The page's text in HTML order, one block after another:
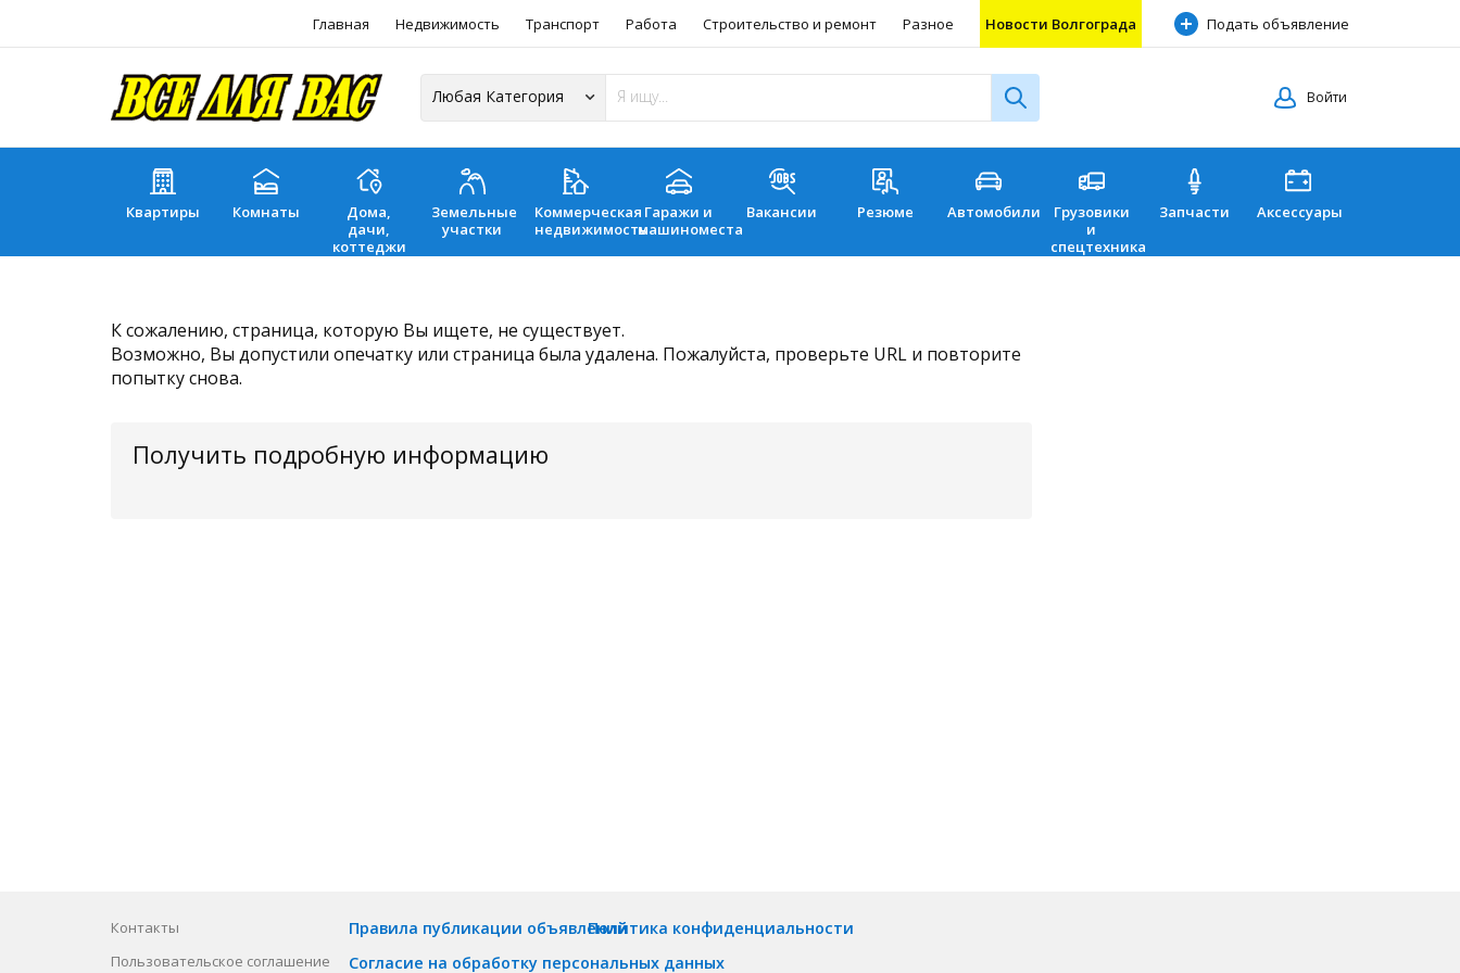
Главная Недвижимость Транспорт Работа Строительство и ремонт Разное Новости Волгограда Подать объявление
Войти
Квартиры Комнаты
Дома,
дачи,
коттеджи
Земельные
участки
Коммерческая
недвижимость
Гаражи и
машиноместа
Вакансии Резюме Автомобили
Грузовики
и
спецтехника
Запчасти Аксессуары
К сожалению, страница, которую Вы ищете, не существует.
Возможно, Вы допустили опечатку или страница была удалена. Пожалуйста, проверьте URL и повторите
попытку снова.
Получить подробную информацию
Контакты
Пользовательское соглашение
Правила публикации объявлений
Согласие на обработку персональных данных
Политика конфиденциальности